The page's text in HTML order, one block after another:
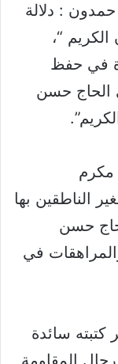
حمدون : دلالة
“،
في حفظ
الحاج حسن
مكرم
الناطقين بها
حسن
في
سائدة